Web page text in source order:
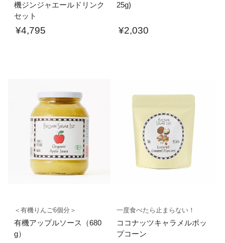
機ジンジャエールドリンク
セット
¥4,795
25g)
¥2,030
＜有機りんご6個分＞
有機アップルソース（680
g）
一度食べたら止まらない！
ココナッツキャラメルポッ
プコーン